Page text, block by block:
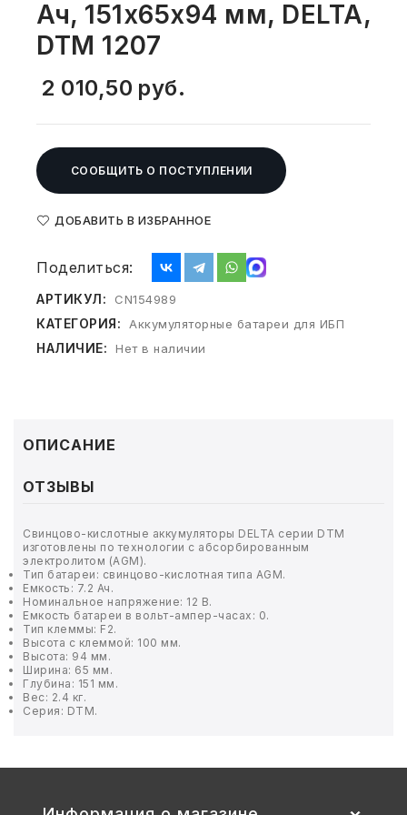
ХОЗТОВАРЫ И ХИМИЯ
ПОДАРКИ И СУВЕНИРЫ
ШКОЛА И ТВОРЧЕСТВО
МЕБЕЛЬ
МЕБЕЛЬ
МЕДИЦИНСКИЕ ТОВАРЫ
СРЕДСТВА ИНДИВИД. ЗАЩИТЫ
(СИЗ)
КАНЦТОВАРЫ
ОФИС
ШКОЛА
ТЕХНИКА ДЛЯ ОФИСА
ПРОДУКТЫ ПИТАНИЯ
УПАКОВКА
ХОЗТОВАРЫ
БУМАГА
РАЗВИВАЮЩЕЕ ОБОРУДОВАНИЕ
СВОБОДНЫЙ ОСТАТОК ТОВАРА
Ач, 151х65х94 мм, DELTA,
DTM 1207
2 010,50 руб.
СООБЩИТЬ О ПОСТУПЛЕНИИ
ДОБАВИТЬ В ИЗБРАННОЕ
Поделиться:
АРТИКУЛ: CN154989
КАТЕГОРИЯ: Аккумуляторные батареи для ИБП
НАЛИЧИЕ: Нет в наличии
ОПИСАНИЕ
ОТЗЫВЫ
Свинцово-кислотные аккумуляторы DELTA серии DTM
изготовлены по технологии с абсорбированным
электролитом (AGM).
Тип батареи: свинцово-кислотная типа AGM.
Емкость: 7.2 Ач.
Номинальное напряжение: 12 В.
Емкость батареи в вольт-ампер-часах: 0.
Тип клеммы: F2.
Высота с клеммой: 100 мм.
Высота: 94 мм.
Ширина: 65 мм.
Глубина: 151 мм.
Вес: 2.4 кг.
Серия: DTM.